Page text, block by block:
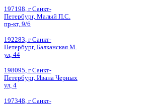
197198, г Санкт-
Петербург, Малый П.С.
пр-кт, 9/6
192283, г Санкт-
Петербург, Балканская М.
ул, 44
198095, г Санкт-
Петербург, Ивана Черных
ул, 4
197348, г Санкт-